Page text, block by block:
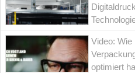
Video:
optimiert